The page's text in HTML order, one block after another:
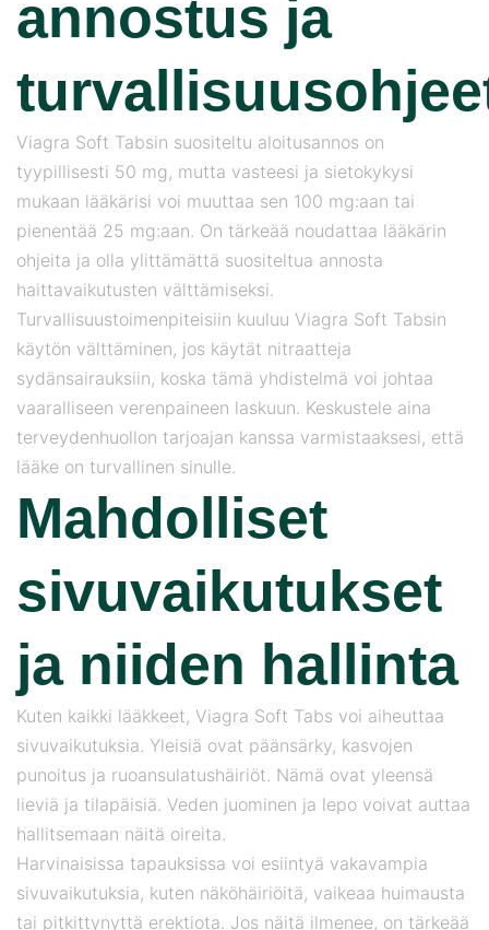
annostus ja
Viagra Soft Tabsin suositeltu aloitusannos on
tyypillisesti 50 mg, mutta vasteesi ja sietokykysi
mukaan lääkärisi voi muuttaa sen 100 mg:aan tai
pienentää 25 mg:aan. On tärkeää noudattaa lääkärin
ohjeita ja olla ylittämättä suositeltua annosta
haittavaikutusten välttämiseksi.
Turvallisuustoimenpiteisiin kuuluu Viagra Soft Tabsin
käytön välttäminen, jos käytät nitraatteja
sydänsairauksiin, koska tämä yhdistelmä voi johtaa
vaaralliseen verenpaineen laskuun. Keskustele aina
terveydenhuollon tarjoajan kanssa varmistaaksesi, että
lääke on turvallinen sinulle.
Mahdolliset
sivuvaikutukset
ja niiden hallinta
Kuten kaikki lääkkeet, Viagra Soft Tabs voi aiheuttaa
sivuvaikutuksia. Yleisiä ovat päänsärky, kasvojen
punoitus ja ruoansulatushäiriöt. Nämä ovat yleensä
lieviä ja tilapäisiä. Veden juominen ja lepo voivat auttaa
hallitsemaan näitä oireita.
Harvinaisissa tapauksissa voi esiintyä vakavampia
sivuvaikutuksia, kuten näköhäiriöitä, vaikeaa huimausta
tai pitkittynyttä erektiota. Jos näitä ilmenee, on tärkeää